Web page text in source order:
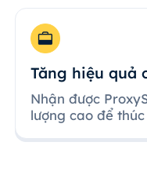
Tăng hiệu quả
Nhận được
lượng cao để